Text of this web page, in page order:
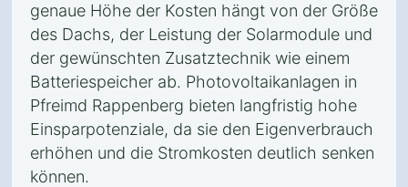
genaue Höhe der Kosten hängt von der Größe
des Dachs, der Leistung der Solarmodule und
der gewünschten Zusatztechnik wie einem
Batteriespeicher ab. Photovoltaikanlagen in
Pfreimd Rappenberg bieten langfristig hohe
Einsparpotenziale, da sie den Eigenverbrauch
erhöhen und die Stromkosten deutlich senken
können.